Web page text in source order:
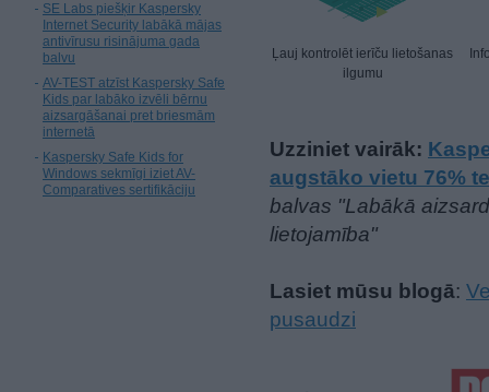
SE Labs piešķir Kaspersky
Internet Security labākā mājas
antivīrusu risinājuma gada
balvu
AV-TEST atzīst Kaspersky Safe
Kids par labāko izvēli bērnu
aizsargāšanai pret briesmām
internetā
Kaspersky Safe Kids for
Windows sekmīgi iziet AV-
Comparatives sertifikāciju
Ļauj kontrolēt ierīču lietošanas
ilgumu
Uzziniet vairāk:
augstāko vietu 76%
balvas "Labākā
lietojamība"
Lasiet mūsu blogā:
pusaudzi